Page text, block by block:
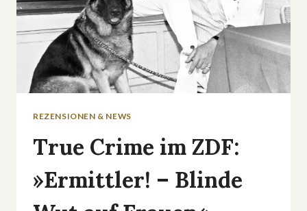
REZENSIONEN & NEWS
True Crime im ZDF:
»Ermittler! – Blinde